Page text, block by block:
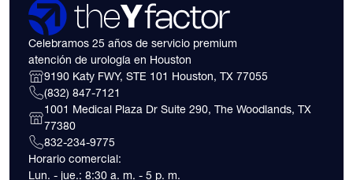
Celebramos 25 años de servicio premium
atención de urología en Houston
9190 Katy FWY, STE 101 Houston, TX 77055
(832) 847-7121
1001 Medical Plaza Dr Suite 290, The Woodlands, TX
77380
832-234-9775
Horario comercial:
Lun. - jue.: 8:30 a. m. - 5 p. m.